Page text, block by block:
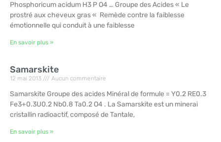
Phosphoricum acidum H3 P O4 … Groupe des Acides « Le
prostré aux cheveux gras « Remède contre la faiblesse
émotionnelle qui conduit à une faiblesse
En savoir plus »
Samarskite
12 mai 2013 Aucun commentaire
Samarskite Groupe des acides Minéral de formule = Y0.2 RE0.3
Fe3+0.3U0.2 Nb0.8 Ta0.2 O4 . La Samarskite est un minerai
cristallin radioactif, composé de Tantale,
En savoir plus »